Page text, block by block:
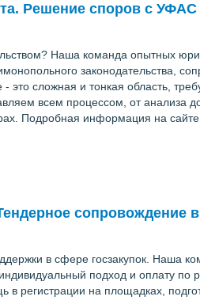
Решение споров с
Наша команда опытных
законодательства,
сложная и тонкая область,
всем процессом, от анализа
Подробная информация на
сопровождение
в сфере госзакупок. Наша
подход и оплату по
в регистрации на площадках,